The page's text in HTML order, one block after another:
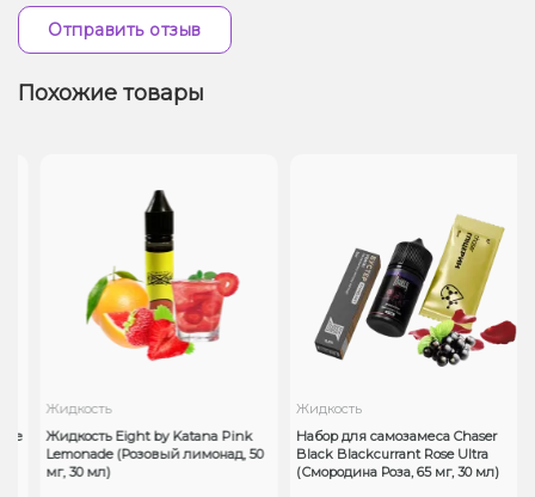
Отправить отзыв
Похожие товары
Жидкость
Жидкость Eight by Katana Pink
Lemonade (Розовый лимонад, 50
мг, 30 мл)
Жидкость
Набор для самозамеса Chaser
Black Blackcurrant Rose Ultra
(Смородина Роза, 65 мг, 30 мл)